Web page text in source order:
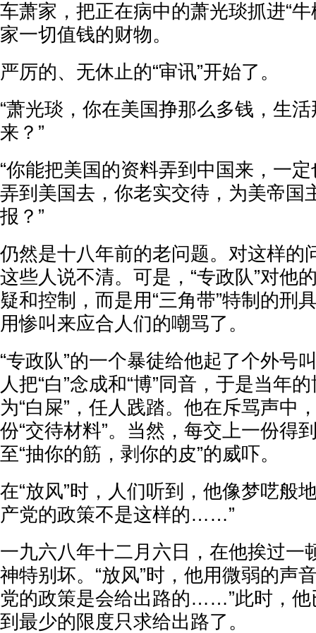
车萧家，把正在病中的萧光琰抓进“
家一切值钱的财物。
严厉的、无休止的“审讯”开始了。
“萧光琰，你在美国挣那么多钱，生
来？”
“你能把美国的资料弄到中国来，一
弄到美国去，你老实交待，为美帝国
报？”
仍然是十八年前的老问题。对这样的
这些人说不清。可是，“专政队”对他
疑和控制，而是用“三角带”特制的刑
用惨叫来应合人们的嘲骂了。
“专政队”的一个暴徒给他起了个外号
人把“白”念成和“博”同音，于是当年
为“白屎”，任人践踏。他在斥骂声中
份“交待材料”。当然，每交上一份得
至“抽你的筋，剥你的皮”的威吓。
在“放风”时，人们听到，他像梦呓般
产党的政策不是这样的……”
一九六八年十二月六日，在他挨过一
神特别坏。“放风”时，他用微弱的声
党的政策是会给出路的……”此时，他
到最少的限度只求给出路了。